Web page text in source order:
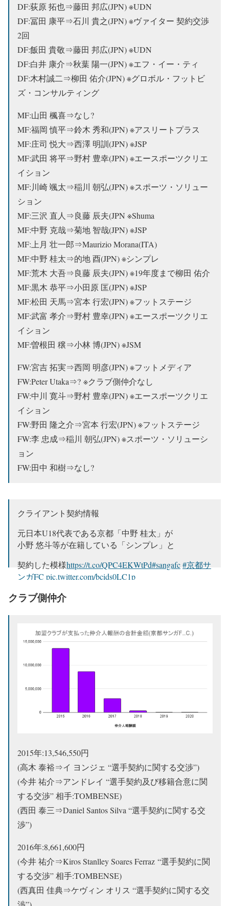
DF:荻原 拓也⇒藤田 邦広(JPN) ※UDN
DF:冨田 康平⇒石川 貴之(JPN) ※ヴァイター 契約交渉
2回
DF:飯田 貴敬⇒藤田 邦広(JPN) ※UDN
DF:白井 康介⇒秋葉 陽一(JPN) ※エフ・イー・ティ
DF:木村誠二⇒柳田 佑介(JPN) ※グロボル・フットビ
ズ・コンサルティング
MF:山田 楓喜⇒なし?
MF:福岡 慎平⇒鈴木 秀和(JPN) ※アスリートプラス
MF:庄司 悦大⇒西澤 明訓(JPN) ※JSP
MF:武田 将平⇒野村 豊幸(JPN) ※エースポーツクリエ
イション
MF:川崎 颯太⇒稲川 朝弘(JPN) ※スポーツ・ソリュー
ション
MF:三沢 直人⇒良藤 辰夫(JPN ※Shuma
MF:中野 克哉⇒菊地 智哉(JPN) ※JSP
MF:上月 壮一郎⇒Maurizio Morana(ITA)
MF:中野 桂太⇒的地 酉(JPN) ※シンプレ
MF:荒木 大吾⇒良藤 辰夫(JPN) ※19年度まで柳田 佑介
MF:黒木 恭平⇒小田原 匡(JPN) ※JSP
MF:松田 天馬⇒宮本 行宏(JPN) ※フットステージ
MF:武富 孝介⇒野村 豊幸(JPN) ※エースポーツクリエ
イション
MF:曽根田 穣⇒小林 博(JPN) ※JSM
FW:宮吉 拓実⇒西岡 明彦(JPN) ※フットメディア
FW:Peter Utaka⇒? ※クラブ側仲介なし
FW:中川 寛斗⇒野村 豊幸(JPN) ※エースポーツクリエ
イション
FW:野田 隆之介⇒宮本 行宏(JPN) ※フットステージ
FW:李 忠成⇒稲川 朝弘(JPN) ※スポーツ・ソリューシ
ョン
FW:田中 和樹⇒なし?
クライアント契約情報
元日本U18代表である京都「中野 桂太」が
小野 悠斗等が在籍している「シンプレ」と
契約した模様https://t.co/QPC4EKWtPd#sangafc#京都サ
ンガFC pic.twitter.com/bcids0LC1p
— jun jun@im not agent (@junjunjun351)
クラブ側仲介
2015年:13,546,550円
(高木 泰裕⇒イ ヨンジェ “選手契約に関する交渉”)
(今井 祐介⇒アンドレイ “選手契約及び移籍合意に関
する交渉” 相手:TOMBENSE)
(西田 泰三⇒Daniel Santos Silva “選手契約に関する交
渉”)
2016年:8,661,600円
(今井 祐介⇒Kiros Stanlley Soares Ferraz “選手契約に関
する交渉” 相手:TOMBENSE)
(西真田 佳典⇒ケヴィン オリス “選手契約に関する交